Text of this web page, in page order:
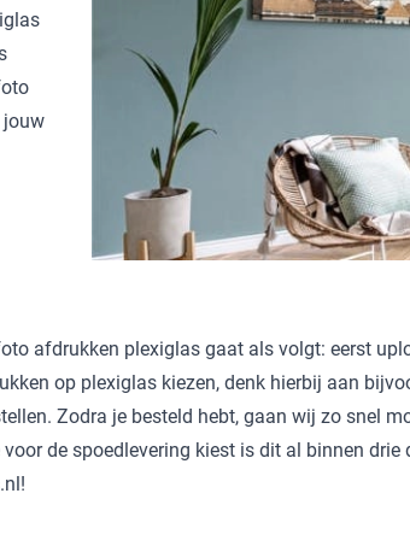
jouw
afdrukken plexiglas gaat als volgt: eerst
op plexiglas kiezen, denk hierbij aan
Zodra je besteld hebt, gaan wij zo snel
de spoedlevering kiest is dit al binnen drie